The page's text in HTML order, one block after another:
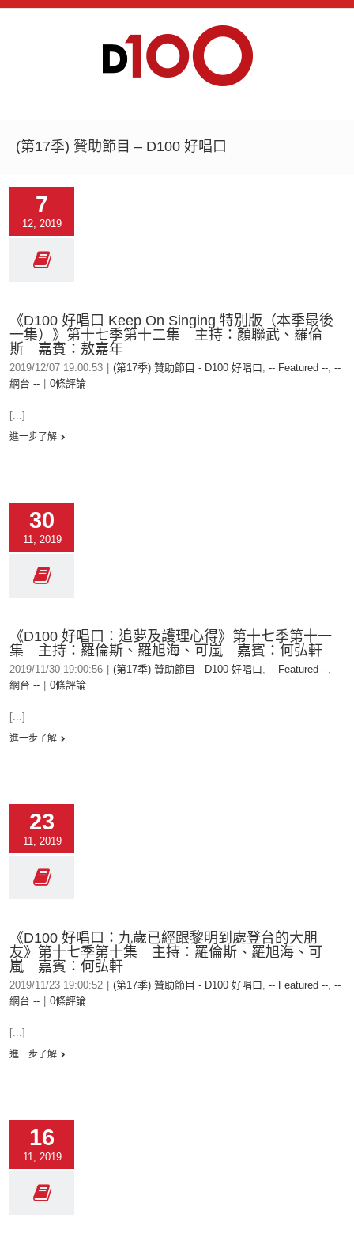
(第17季) 贊助節目 – D100 好唱口
7
12, 2019
《D100 好唱口 Keep On Singing 特別版（本季最後
一集）》第十七季第十二集 主持：顏聯武、羅倫
斯 嘉賓：敖嘉年
2019/12/07 19:00:53 (第17季) 贊助節目 - D100 好唱口, -- Featured --, --
網台 --
0條評論
[...]
進一步了解
30
11, 2019
《D100 好唱口：追夢及護理心得》第十七季第十一
集 主持：羅倫斯、羅旭海、可嵐 嘉賓：何弘軒
2019/11/30 19:00:56 (第17季) 贊助節目 - D100 好唱口, -- Featured --, --
網台 --
0條評論
[...]
進一步了解
23
11, 2019
《D100 好唱口：九歲已經跟黎明到處登台的大朋
友》第十七季第十集 主持：羅倫斯、羅旭海、可
嵐 嘉賓：何弘軒
2019/11/23 19:00:52 (第17季) 贊助節目 - D100 好唱口, -- Featured --, --
網台 --
0條評論
[...]
進一步了解
16
11, 2019